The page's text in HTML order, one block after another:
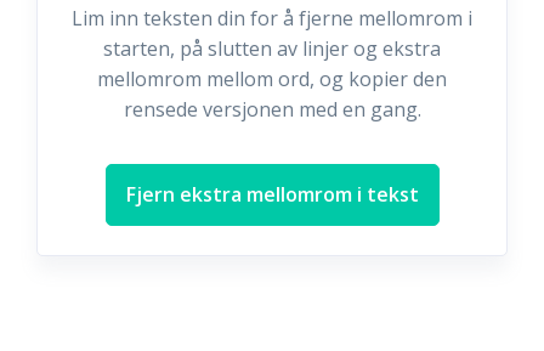
Lim inn teksten din for å fjerne mellomrom i
starten, på slutten av linjer og ekstra
mellomrom mellom ord, og kopier den
rensede versjonen med en gang.
Fjern ekstra mellomrom i tekst